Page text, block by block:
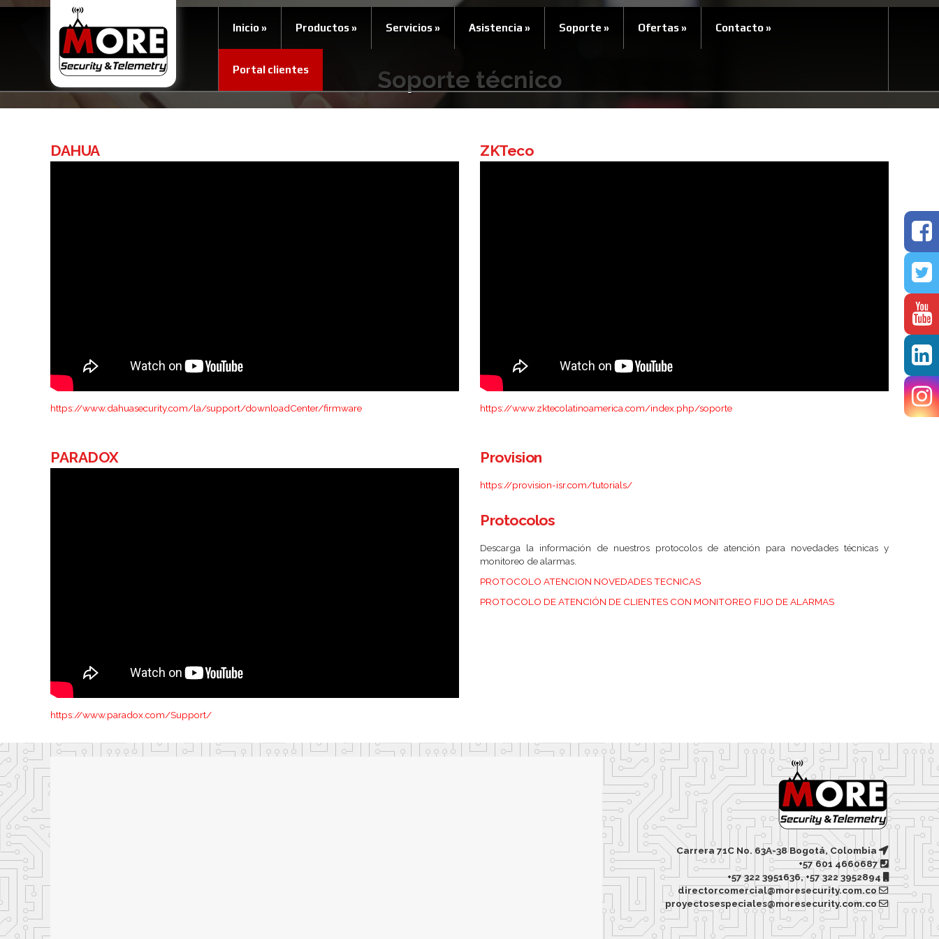
Inicio» Productos» Servicios» Asistencia » Soporte » Ofertas» Contacto»
Portal clientes Soporte técnico
DAHUA
https://www.dahuasecurity.com/la/support/downloadCenter/firmware
ZKTeco
https://www.zktecolatinoamerica.com/index.php/soporte
PARADOX
https://www.paradox.com/Support/
Provision
https://provision-isr.com/tutorials/
Protocolos
Descarga la información de nuestros protocolos de atención para novedades técnicas y
monitoreo de alarmas.
PROTOCOLO ATENCION NOVEDADES TECNICAS
PROTOCOLO DE ATENCIÓN DE CLIENTES CON MONITOREO FIJO DE ALARMAS
Carrera 71C No. 63A-38 Bogotá, Colombia
+57 601 4660687
+57 322 3951636, +57 322 3952894
directorcomercial@moresecurity.com.co
proyectosespeciales@moresecurity.com.co